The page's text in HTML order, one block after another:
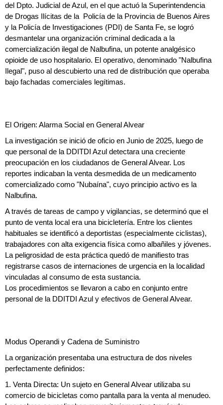
del Dpto. Judicial de Azul, en el que actuó la Superintendencia
de Drogas Ilícitas de la Policía de la Provincia de Buenos Aires
y la Policía de Investigaciones (PDI) de Santa Fe, se logró
desmantelar una organización criminal dedicada a la
comercialización ilegal de Nalbufina, un potente analgésico
opioide de uso hospitalario. El operativo, denominado "Nalbufina
Ilegal", puso al descubierto una red de distribución que operaba
bajo fachadas comerciales legítimas.
El Origen: Alarma Social en General Alvear
La investigación se inició de oficio en Junio de 2025, luego de
que personal de la DDITDI Azul detectara una creciente
preocupación en los ciudadanos de General Alvear. Los
reportes indicaban la venta desmedida de un medicamento
comercializado como "Nubaína", cuyo principio activo es la
Nalbufina.
A través de tareas de campo y vigilancias, se determinó que el
punto de venta local era una bicicletería. Entre los clientes
habituales se identificó a deportistas (especialmente ciclistas),
trabajadores con alta exigencia física como albañiles y jóvenes.
La peligrosidad de esta práctica quedó de manifiesto tras
registrarse casos de internaciones de urgencia en la localidad
vinculadas al consumo de esta sustancia.
Los procedimientos se llevaron a cabo en conjunto entre
personal de la DDITDI Azul y efectivos de General Alvear.
Modus Operandi y Cadena de Suministro
La organización presentaba una estructura de dos niveles
perfectamente definidos:
1. Venta Directa: Un sujeto en General Alvear utilizaba su
comercio de bicicletas como pantalla para la venta al menudeo.